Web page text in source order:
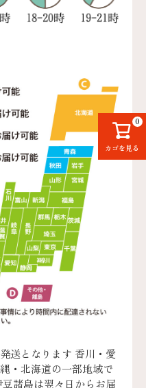
カゴを見る
0
送となります 香川・愛
・北海道の一部地域で
諸島は翌々日からお届